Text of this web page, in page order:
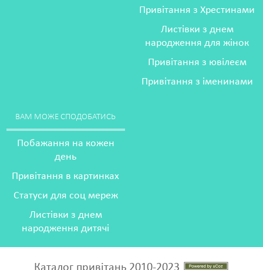
Привітання з Хрестинами
Листівки з днем
народження для жінок
Привітання з ювілеєм
Привітання з іменинами
ВАМ МОЖЕ СПОДОБАТИСЬ
Побажання на кожен
день
Привітання в картинках
Статуси для соц мереж
Листівки з днем
народження дитячі
Каталог привітань 2010-2023